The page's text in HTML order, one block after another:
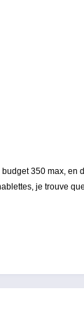
350 max, en
je trouve